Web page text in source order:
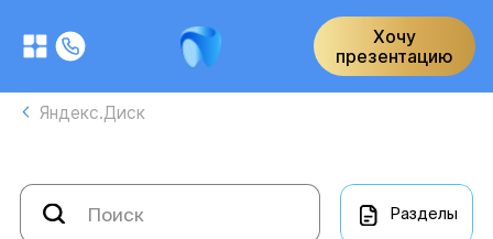
Хочу
презентацию
Яндекс.Диск
Разделы